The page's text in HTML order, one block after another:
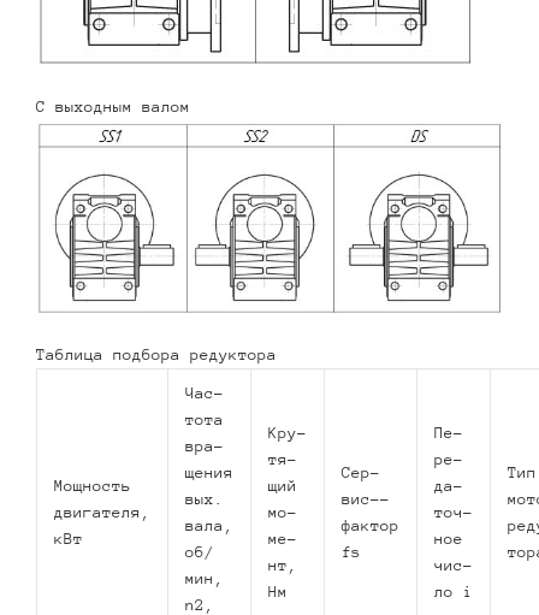
С выходным валом
Таблица подбора редуктора
Мощ­ность
двигателя,
кВт
Час­
то­та
вра­
ще­ния
вых.
вала,
об/
мин,
n2,
Кру­
тя­
щий
мо­
ме­
нт,
Нм
Сер­
вис-­
фактор
fs
Пе­
ре­
да­
точ­
ное
чис­
ло i
Тип